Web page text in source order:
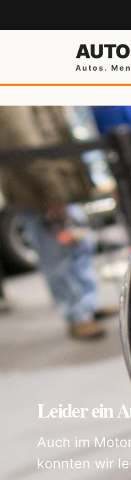
AUTO
Autos.
Leider ein
Auch im
konnten wir